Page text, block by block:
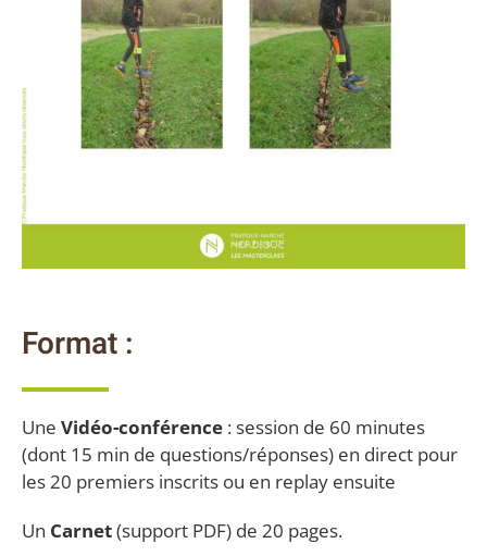
Format :
Une Vidéo-conférence : session de 60 minutes
(dont 15 min de questions/réponses) en direct pour
les 20 premiers inscrits ou en replay ensuite
Un Carnet(support PDF) de 20 pages.